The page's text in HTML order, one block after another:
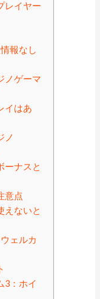
レイヤー
報なし
ノゲーマ
イはあ
ノ
ーナスと
意点
えないと
ェルカ
3：ホイ